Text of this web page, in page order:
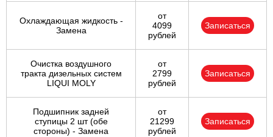
Охлаждающая жидкость -
Замена
от
4099
рублей
Записаться
Очистка воздушного
тракта дизельных систем
LIQUI MOLY
от
2799
рублей
Записаться
Подшипник задней
ступицы 2 шт (обе
стороны) - Замена
от
21299
рублей
Записаться